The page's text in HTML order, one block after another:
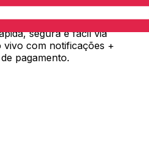
de dinheiro Xe
segura e fácil via
vivo com notificações +
pagamento.